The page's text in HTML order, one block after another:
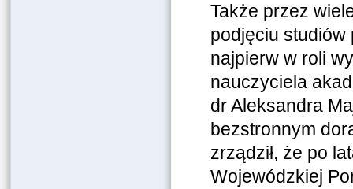
Także przez
podjęciu
najpierw w roli
nauczyciela
dr Aleksandra
bezstronnym
zrządził, że po
Wojewódzkiej